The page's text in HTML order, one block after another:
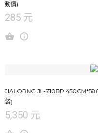
動價)
285 元
JIALORNG JL-710BP
袋)
5,350 元